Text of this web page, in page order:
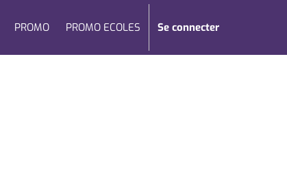
PROMO PROMO ECOLES Se connecter